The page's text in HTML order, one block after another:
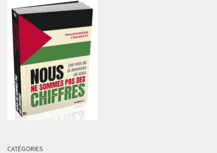
CATÉGORIES